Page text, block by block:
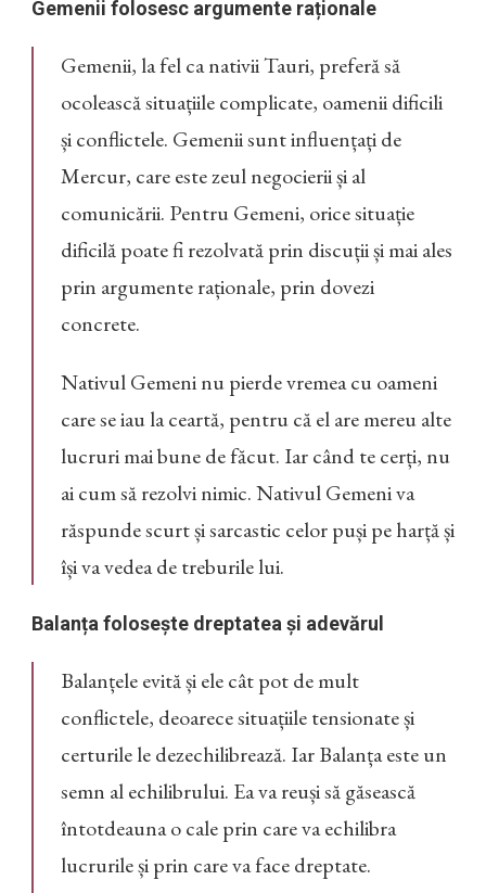
Gemenii folosesc argumente raționale
Gemenii, la fel ca nativii Tauri, preferă să
ocolească situațiile complicate, oamenii dificili
și conflictele. Gemenii sunt influențați de
Mercur, care este zeul negocierii și al
comunicării. Pentru Gemeni, orice situație
dificilă poate fi rezolvată prin discuții și mai ales
prin argumente raționale, prin dovezi
concrete.
Nativul Gemeni nu pierde vremea cu oameni
care se iau la ceartă, pentru că el are mereu alte
lucruri mai bune de făcut. Iar când te cerți, nu
ai cum să rezolvi nimic. Nativul Gemeni va
răspunde scurt și sarcastic celor puși pe harță și
își va vedea de treburile lui.
Balanța folosește dreptatea și adevărul
Balanțele evită și ele cât pot de mult
conflictele, deoarece situațiile tensionate și
certurile le dezechilibrează. Iar Balanța este un
semn al echilibrului. Ea va reuși să găsească
întotdeauna o cale prin care va echilibra
lucrurile și prin care va face dreptate.